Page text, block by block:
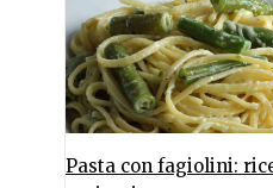
Pasta con fagiolini: